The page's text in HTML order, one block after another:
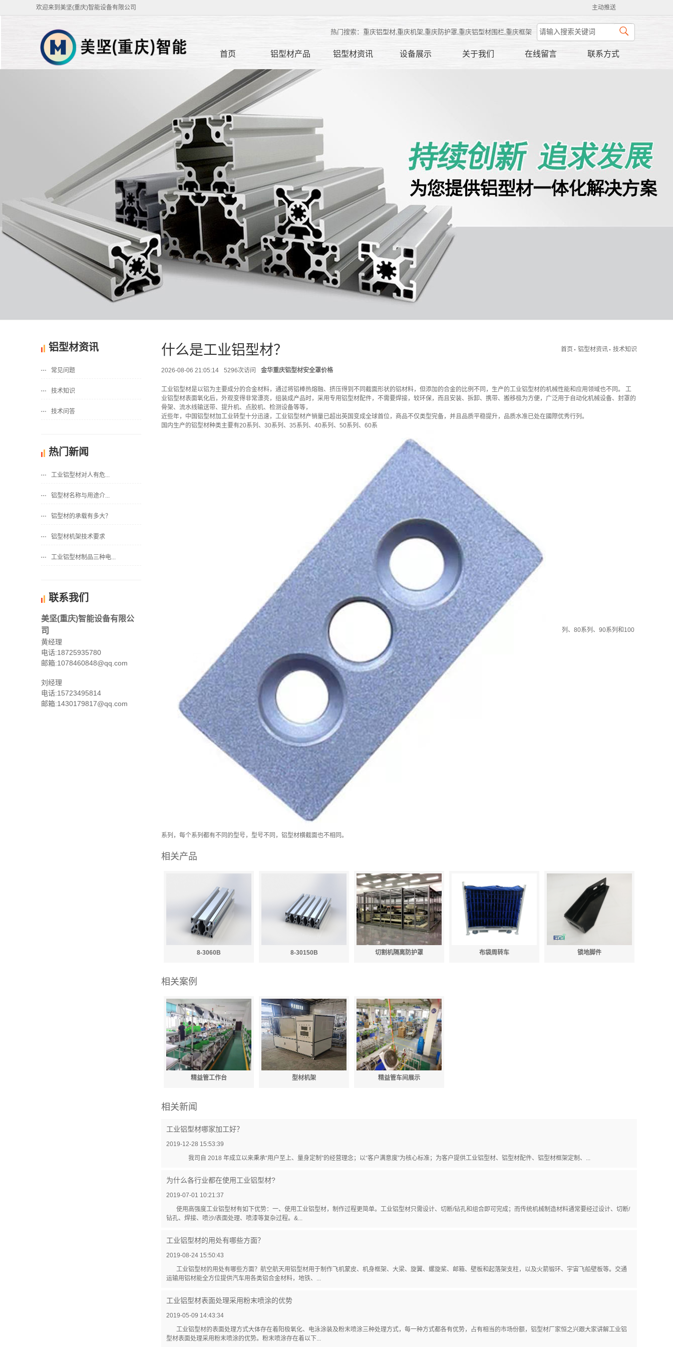
欢迎来到美坚(重庆)智能设备有限公司 主动推送
热门搜索：重庆铝型材,重庆机架,重庆防护罩,重庆铝型材围栏,重庆框架
首页 铝型材产品 铝型材资讯 设备展示 关于我们 在线留言 联系方式
铝型材资讯
常见问题
技术知识
技术问答
热门新闻
工业铝型材​对人有危...
铝型材​名称与用途介...
铝型材的承载有多大？
铝型材机架​技术要求
工业铝型材制品三种电...
联系我们
美坚(重庆)智能设备有限公
司
黄经理
电话:18725935780
邮箱:1078460848@qq.com
刘经理
电话:15723495814
邮箱:1430179817@qq.com
什么是工业铝型材？ 首页 铝型材资讯 技术知识
2026-08-06 21:05:14 5296次访问 金华重庆铝型材安全罩价格
工业铝型材是以铝为主要成分的合金材料，通过将铝棒热熔融、挤压得到不同截面形状的铝材料，但添加的合金的比例不同，生产的工业铝型材的机械性能和应用领域也不同。 工
业铝型材表面氧化后，外观变得非常漂亮，组装成产品时，采用专用铝型材配件，不需要焊接，较环保，而且安装、拆卸、携带、搬移极为方便，广泛用于自动化机械设备、封罩的
骨架、流水线输送带、提升机、点胶机、检测设备等等，
近些年，中国铝型材加工业转型十分迅速，工业铝型材产销量已超出英国变成全球首位，商品不仅类型完备，并且品质平稳提升，品质水准已处在國際优秀行列。
国内生产的铝型材种类主要有20系列、30系列、35系列、40系列、50系列、60系
列、80系列、90系列和100
系列，每个系列都有不同的型号，型号不同，铝型材横截面也不相同。
相关产品
8-3060B 8-30150B 切割机隔离防护罩 布袋周转车 锁地脚件
相关案例
精益管工作台 型材机架 精益管车间展示
相关新闻
工业铝型材哪家加工好？
2019-12-28 15:53:39
我司自 2018 年成立以来秉承“用户至上、量身定制”的经营理念；以“客户满意度”为核心标准；为客户提供工业铝型材、铝型材配件、铝型材框架定制、...
为什么各行业都在使用工业铝型材?
2019-07-01 10:21:37
使用高强度工业铝型材有如下优势：一、使用工业铝型材，制作过程更简单。工业铝型材只需设计、切断/钻孔和组合即可完成；而传统机械制造材料通常要经过设计、切断/
钻孔、焊接、喷沙/表面处理、喷漆等复杂过程。&...
工业铝型材​的用处有哪些方面？
2019-08-24 15:50:43
工业铝型材的用处有哪些方面？航空航天用铝型材用于制作飞机蒙皮、机身框架、大梁、旋翼、螺旋桨、邮箱、壁板和起落架支柱，以及火箭锻环、宇宙飞船壁板等。交通
运输用铝材能全方位提供汽车用各类铝合金材料，地铁、...
工业铝型材表面处理采用粉末喷涂的优势
2019-05-09 14:43:34
工业铝型材的表面处理方式大体存在着阳极氧化、电泳涂装及粉末喷涂三种处理方式，每一种方式都各有优势，占有相当的市场份额，铝型材厂家恒之兴跟大家讲解工业铝
型材表面处理采用粉末喷涂的优势。粉末喷涂存在着以下...